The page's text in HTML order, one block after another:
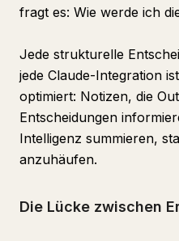
fragt es: Wie werde ich
Jede strukturelle
jede Claude-Integration
optimiert: Notizen, die
Entscheidungen
Intelligenz summieren,
anzuhäufen.
Die Lücke zwischen